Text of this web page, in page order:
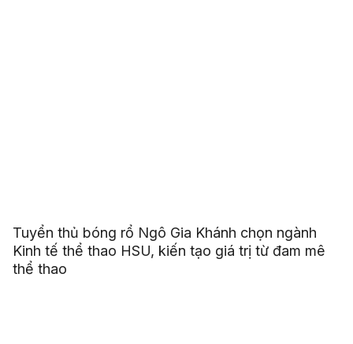
Tuyển thủ bóng rổ Ngô Gia Khánh chọn ngành
Kinh tế thể thao HSU, kiến tạo giá trị từ đam mê
thể thao